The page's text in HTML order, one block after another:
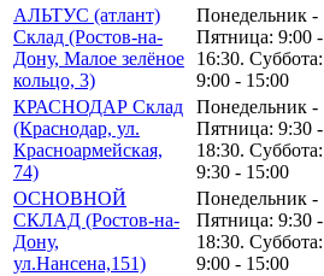
АЛЬТУС (атлант)
Склад (Ростов-на-
Дону, Малое зелёное
кольцо, 3)
Понедельник -
Пятница: 9:00 -
16:30. Суббота:
9:00 - 15:00
КРАСНОДАР Склад
(Краснодар, ул.
Красноармейская,
74)
Понедельник -
Пятница: 9:30 -
18:30. Суббота:
9:30 - 15:00
ОСНОВНОЙ
СКЛАД (Ростов-на-
Дону,
ул.Нансена,151)
Понедельник -
Пятница: 9:30 -
18:30. Суббота:
9:00 - 15:00